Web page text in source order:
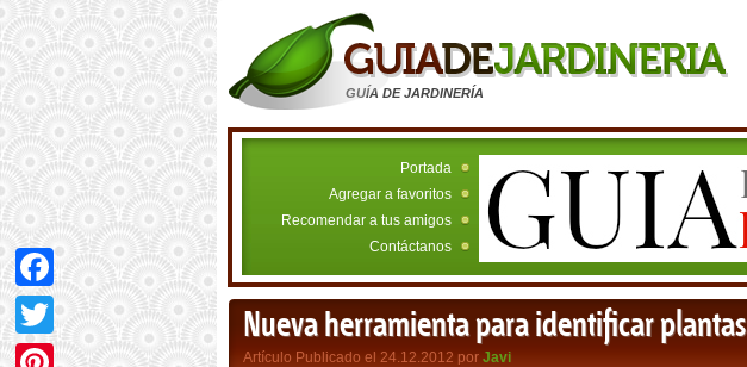
GUÍA DE JARDINERÍA
Portada
Agregar a favoritos
Recomendar a tus amigos
Contáctanos
Nueva herramienta para identificar plantas
Artículo Publicado el 24.12.2012 por Javi
Facebook
Twitter